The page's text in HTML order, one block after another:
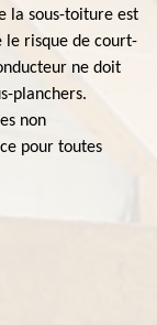
la sous-toiture est
le risque de court-
ne doit
planchers.
non
pour toutes